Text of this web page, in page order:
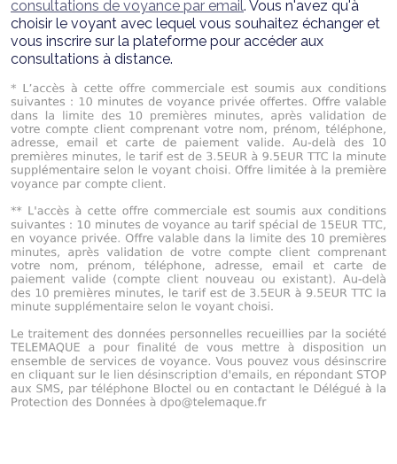
consultations de voyance par email. Vous n'avez qu'à
choisir le voyant avec lequel vous souhaitez échanger et
vous inscrire sur la plateforme pour accéder aux
consultations à distance.